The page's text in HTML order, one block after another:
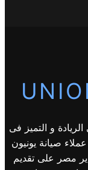
و التميز فى
صيانة يونيون
مصر على تقديم